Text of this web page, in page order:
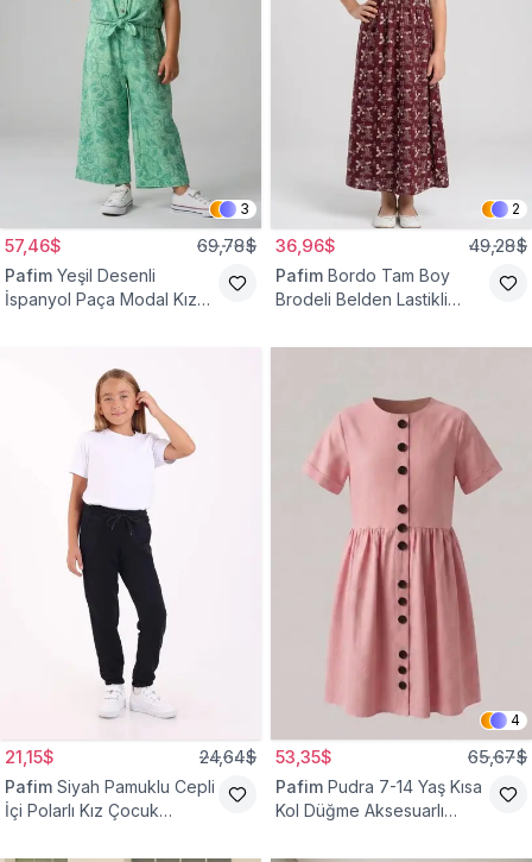
3
57,46$ 69,78$
Pafim Yeşil Desenli
İspanyol Paça Modal Kız
2
36,96$ 49,28$
Pafim Bordo Tam Boy
Brodeli Belden Lastikli
21,15$ 24,64$
Pafim Siyah Pamuklu Cepli
İçi Polarlı Kız Çocuk
4
53,35$ 65,67$
Pafim Pudra 7-14 Yaş Kısa
Kol Düğme Aksesuarlı